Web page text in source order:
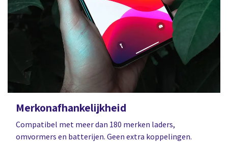
Merkonafhankelijkheid
Compatibel met meer dan 180 merken laders,
omvormers en batterijen. Geen extra koppelingen.